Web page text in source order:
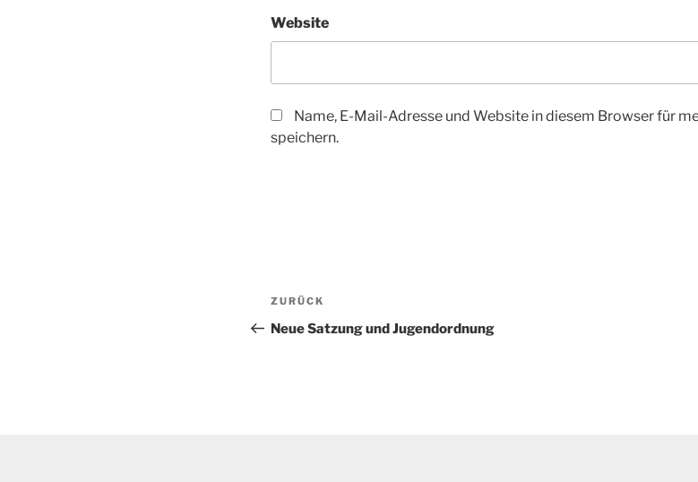
Website
Name, E-Mail-Adresse und Website in diesem Browser für
speichern.
Beitragsnavigation
Vorheriger
Beitrag
ZURÜCK
Neue Satzung und Jugendordnung